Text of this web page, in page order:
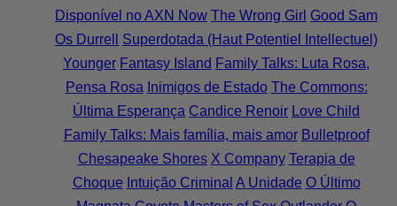
Disponível no AXN Now The Wrong Girl Good Sam
Os Durrell
Superdotada (Haut Potentiel Intellectuel)
Younger Fantasy Island Family Talks: Luta Rosa,
Pensa Rosa Inimigos de Estado The Commons:
Última Esperança Candice Renoir Love Child
Family Talks: Mais família, mais amor Bulletproof
Chesapeake Shores X Company Terapia de
Choque Intuição Criminal A Unidade O Último